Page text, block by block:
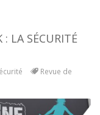
: LA SÉCURITÉ
Revue de